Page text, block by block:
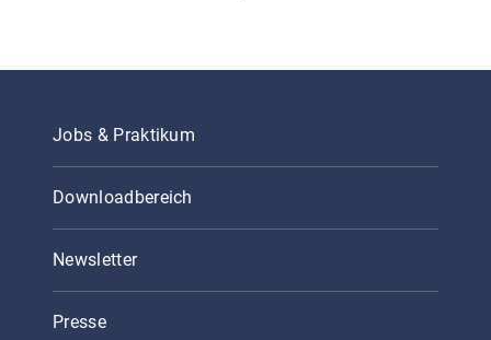
Jobs & Praktikum
Downloadbereich
Newsletter
Presse